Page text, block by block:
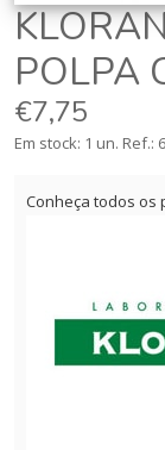
POLPA
€7,75
Em stock: 1 un. Ref.:
Conheça todos os